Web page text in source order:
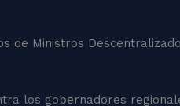
Ministros
los gobernadores